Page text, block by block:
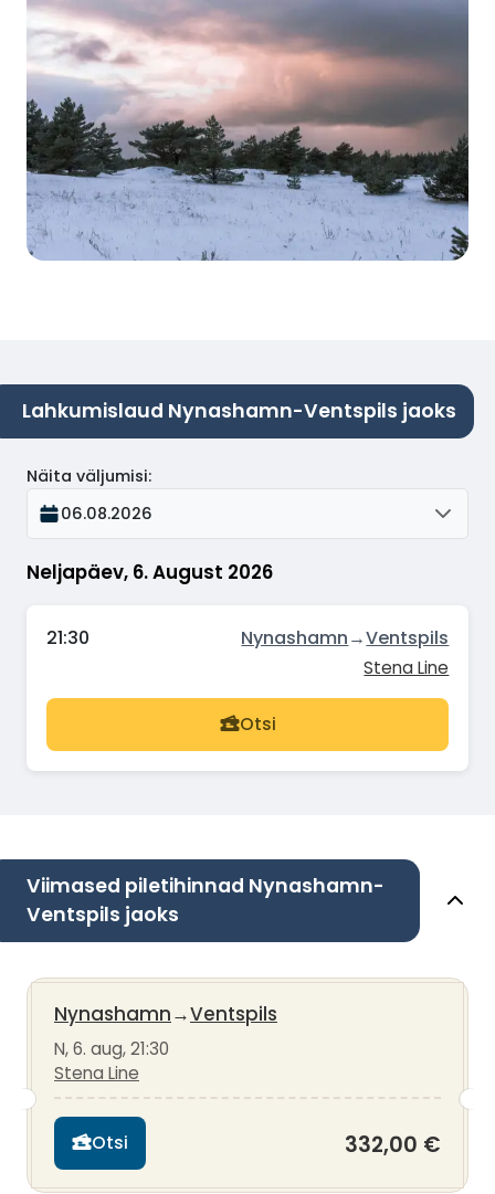
Lahkumislaud Nynashamn-Ventspils jaoks
Neljapäev, 6. August 2026
Näita väljumisi:
06.08.2026
21:30 Nynashamn→Ventspils
Stena Line
Otsi
Viimased piletihinnad Nynashamn-
Ventspils jaoks
Nynashamn→Ventspils
N, 6. aug, 21:30
Stena Line
Otsi 332,00 €